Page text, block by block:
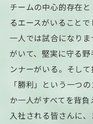
チームの中心的存在
るエースがいること
一人では試合になり
がいて、堅実に守る
ンナーがいる。そし
「勝利」という一つ
か一人がすべてを背負
入社される皆さんに